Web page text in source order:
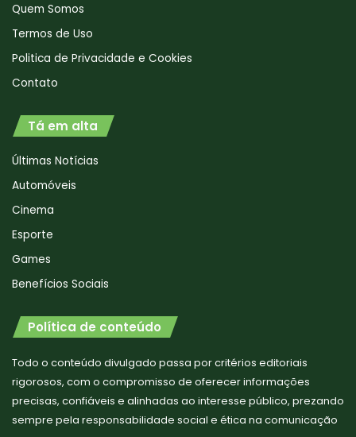
Quem Somos
Termos de Uso
Politica de Privacidade e Cookies
Contato
Tá em alta
Últimas Notícias
Automóveis
Cinema
Esporte
Games
Benefícios Sociais
Política de conteúdo
Todo o conteúdo divulgado passa por critérios editoriais
rigorosos, com o compromisso de oferecer informações
precisas, confiáveis e alinhadas ao interesse público, prezando
sempre pela responsabilidade social e ética na comunicação